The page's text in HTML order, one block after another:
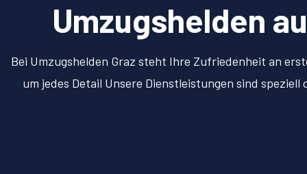
Umzugshelden
Bei Umzugshelden Graz steht Ihre Zufriedenheit an
um jedes Detail Unsere Dienstleistungen sind